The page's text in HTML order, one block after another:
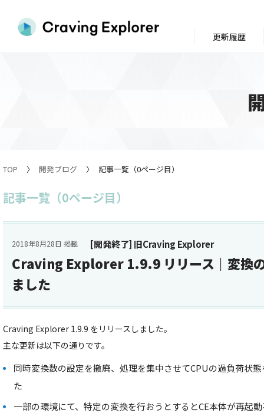
TOP 開発ブログ 記事一覧（0ページ目）
記事一覧（0ページ目）
[開発終了] 旧Craving Explorer
2018年8月28日 掲載
Craving Explorer 1.9.9 リリース｜変換
ました
Craving Explorer 1.9.9 をリリースしました。
主な更新は以下の通りです。
同時変換数の設定を撤廃、処理を集中させてCPUの過負荷状
た
一部の環境にて、特定の変換を行おうとするとCE本体が再起
更新履歴